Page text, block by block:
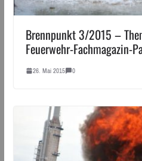
Brennpunkt 3/2015 –
Feuerwehr-Fachmagazin-
26. Mai 2015 0